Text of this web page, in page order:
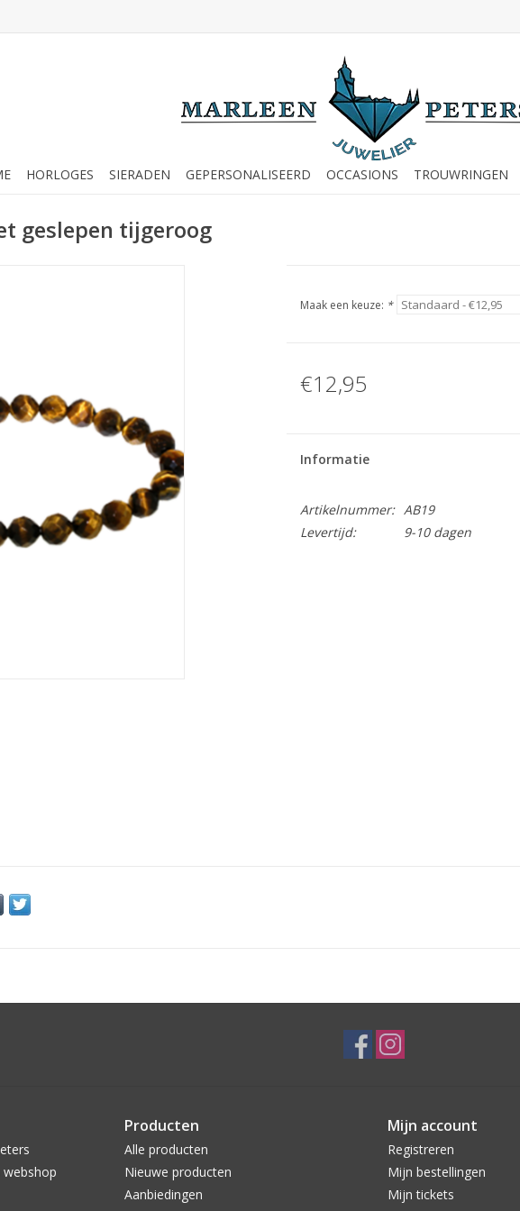
HORLOGES SIERADEN GEPERSONALISEERD OCCASIONS TROUWRINGEN
geslepen tijgeroog
Maak een keuze: *
€12,95
Informatie
Artikelnummer: AB19
Levertijd:
9-10 dagen
Producten
Alle producten
Nieuwe producten
Aanbiedingen
Mijn account
Registreren
Mijn bestellingen
Mijn tickets